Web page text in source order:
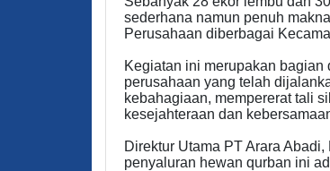
sederhana namun penuh
Perusahaan diberbagai
Kegiatan ini merupakan bagian
perusahaan yang telah
kebahagiaan, mempererat tali
kesejahteraan dan
Direktur Utama PT Arara
penyaluran hewan qurban ini